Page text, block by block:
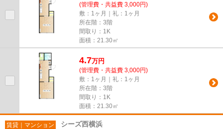
(管理費・共益費 3,000円)
敷：1ヶ月｜礼：1ヶ月
所在階：3階
間取り：1K
面積：21.30㎡
4.7万円
(管理費・共益費 3,000円)
敷：1ヶ月｜礼：1ヶ月
所在階：3階
間取り：1K
面積：21.30㎡
賃貸｜マンション シーズ西横浜